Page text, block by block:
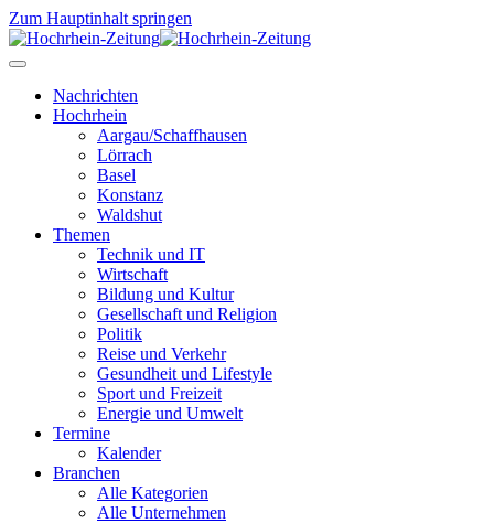
Zum Hauptinhalt springen
Nachrichten
Hochrhein
Aargau/Schaffhausen
Lörrach
Basel
Konstanz
Waldshut
Themen
Technik und IT
Wirtschaft
Bildung und Kultur
Gesellschaft und Religion
Politik
Reise und Verkehr
Gesundheit und Lifestyle
Sport und Freizeit
Energie und Umwelt
Termine
Kalender
Branchen
Alle Kategorien
Alle Unternehmen